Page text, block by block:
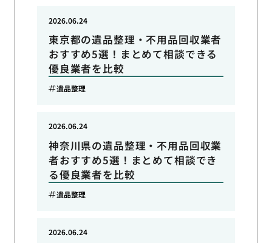
東京都の遺品整理・不用品回収業者
おすすめ5選！まとめて相談できる
優良業者を比較
2026.06.24
遺品整理
神奈川県の遺品整理・不用品回収業
者おすすめ5選！まとめて相談でき
る優良業者を比較
2026.06.24
遺品整理
2026.06.24